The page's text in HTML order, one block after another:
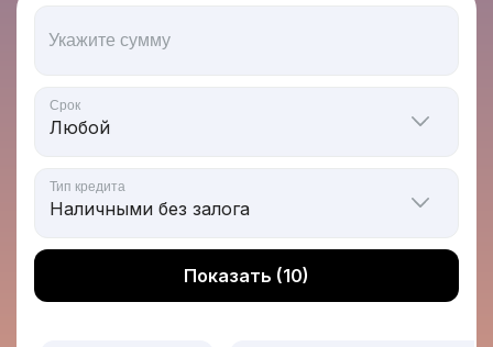
Укажите сумму
Срок
Тип кредита
Показать (10)